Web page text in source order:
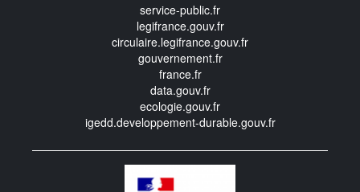
service-public.fr
legifrance.gouv.fr
circulaire.legifrance.gouv.fr
gouvernement.fr
france.fr
data.gouv.fr
ecologie.gouv.fr
igedd.developpement-durable.gouv.fr